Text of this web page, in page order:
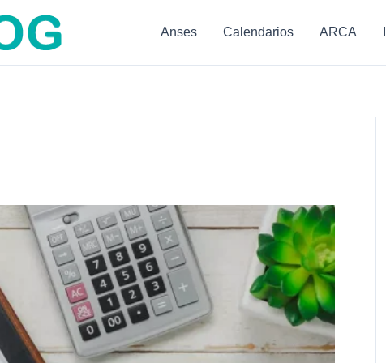
Anses Calendarios ARCA